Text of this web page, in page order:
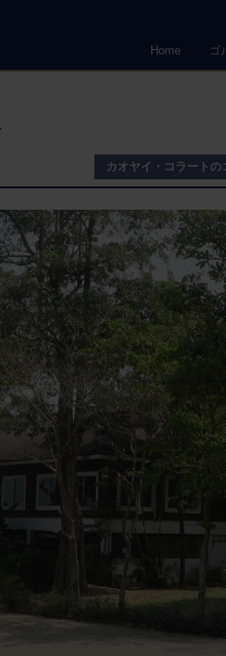
Home ゴ
カオヤイ・コラート